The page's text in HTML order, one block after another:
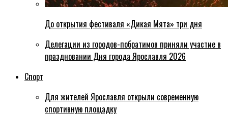
До открытия фестиваля «Дикая Мята» три дня
Делегации из городов-побратимов приняли участие в
праздновании Дня города Ярославля 2026
Спорт
Для жителей Ярославля открыли современную
спортивную площадку